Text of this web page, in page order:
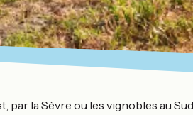
par la Sèvre ou les vignobles au